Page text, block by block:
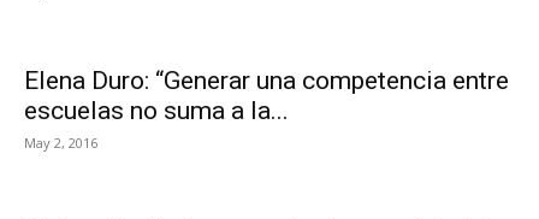
Elena Duro: “Generar una competencia entre
escuelas no suma a la...
May 2, 2016